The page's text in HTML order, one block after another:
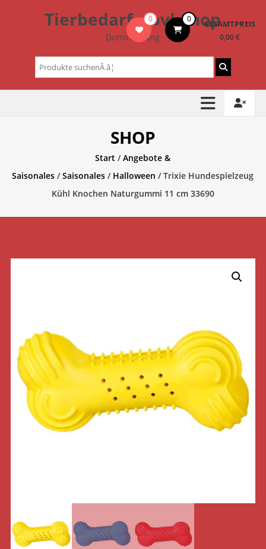
Tierbedarf – bvl-Shop
Dominik Lang
0 0 GESAMTPREIS
0,00 €
Suchen
nach:
SHOP
Start /Angebote &
Saisonales /Saisonales / Halloween / Trixie Hundespielzeug
Kühl Knochen Naturgummi 11 cm 33690